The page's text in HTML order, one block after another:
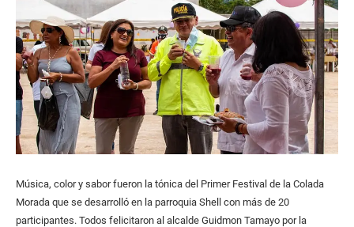
Música, color y sabor fueron la tónica del Primer Festival de la Colada
Morada que se desarrolló en la parroquia Shell con más de 20
participantes. Todos felicitaron al alcalde Guidmon Tamayo por la